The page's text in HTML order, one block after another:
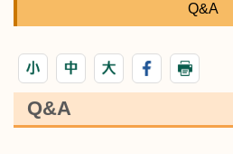
Q&A
Q&A